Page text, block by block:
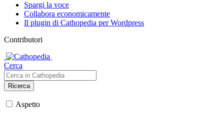
Spargi la voce
Collabora economicamente
Il plugin di Cathopedia per Wordpress
Contributori
Cerca
Ricerca
Aspetto